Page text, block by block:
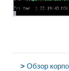
> Обзор